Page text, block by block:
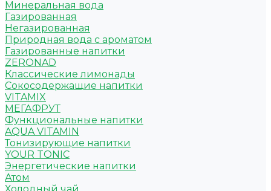
Минеральная вода
Газированная
Негазированная
Природная вода с ароматом
Газированные напитки
ZERONAD
Классические лимонады
Сокосодержащие напитки
VITAMIX
МЕГАФРУТ
Функциональные напитки
AQUA VITAMIN
Тонизирующие напитки
YOUR TONIC
Энергетические напитки
Атом